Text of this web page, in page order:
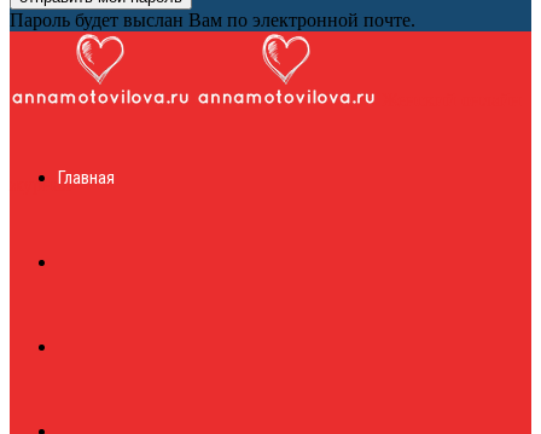
Пароль будет выслан Вам по электронной почте.
журналГлавная